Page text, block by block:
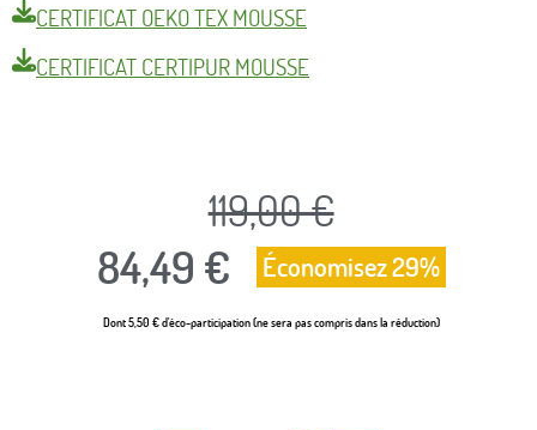
CERTIFICAT OEKO TEX MOUSSE
CERTIFICAT CERTIPUR MOUSSE
119,00 €
84,49 € Économisez 29%
Dont 5,50 € d'éco-participation (ne sera pas compris dans la réduction)